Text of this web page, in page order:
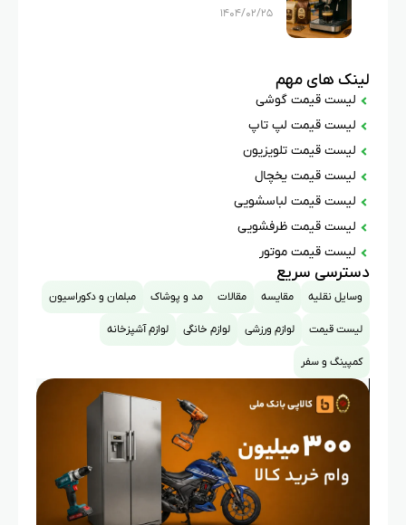
۱۴۰۴/۰۲/۲۵
لینک های مهم
لیست قیمت گوشی
لیست قیمت لپ تاپ
لیست قیمت تلویزیون
لیست قیمت یخچال
لیست قیمت لباسشویی
لیست قیمت ظرفشویی
لیست قیمت موتور
دسترسی سریع
وسایل نقلیه مقایسه مقالات مد و پوشاک مبلمان و دکوراسیون
لیست قیمت لوازم ورزشی لوازم خانگی لوازم آشپزخانه
کمپینگ و سفر